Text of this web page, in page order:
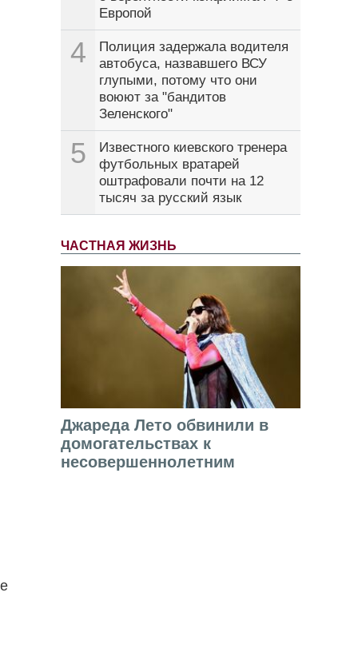
Европой
4
Полиция задержала водителя
автобуса, назвавшего ВСУ
глупыми, потому что они
воюют за "бандитов
Зеленского"
5
Известного киевского тренера
футбольных вратарей
оштрафовали почти на 12
тысяч за русский язык
ЧАСТНАЯ ЖИЗНЬ
Джареда Лето обвинили в
домогательствах к
несовершеннолетним